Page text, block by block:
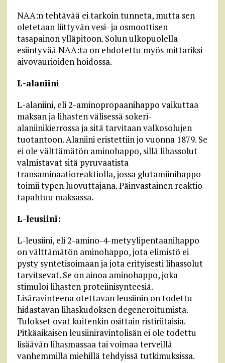
NAA:n tehtävää ei tarkoin tunneta, mutta sen
oletetaan liittyvän vesi- ja osmoottisen
tasapainon ylläpitoon. Solun ulkopuolella
esiintyvää NAA:ta on ehdotettu myös mittariksi
aivovaurioiden hoidossa.
L-alaniini
L-alaniini, eli 2-aminopropaanihappo vaikuttaa
maksan ja lihasten välisessä sokeri-
alaniinikierrossa ja sitä tarvitaan valkosolujen
tuotantoon. Alaniini eristettiin jo vuonna 1879. Se
ei ole välttämätön aminohappo, sillä lihassolut
valmistavat sitä pyruvaatista
transaminaatioreaktiolla, jossa glutamiinihappo
toimii typen luovuttajana. Päinvastainen reaktio
tapahtuu maksassa.
L-leusiini:
L-leusiini, eli 2-amino-4-metyylipentaanihappo
on välttämätön aminohappo, jota elimistö ei
pysty syntetisoimaan ja jota erityisesti lihassolut
tarvitsevat. Se on ainoa aminohappo, joka
stimuloi lihasten proteiinisynteesiä.
Lisäravinteena otettavan leusiinin on todettu
hidastavan lihaskudoksen degeneroitumista.
Tulokset ovat kuitenkin osittain ristiriitaisia.
Pitkäaikaisen leusiiniravintolisän ei ole todettu
lisäävän lihasmassaa tai voimaa terveillä
vanhemmilla miehillä tehdyissä tutkimuksissa.